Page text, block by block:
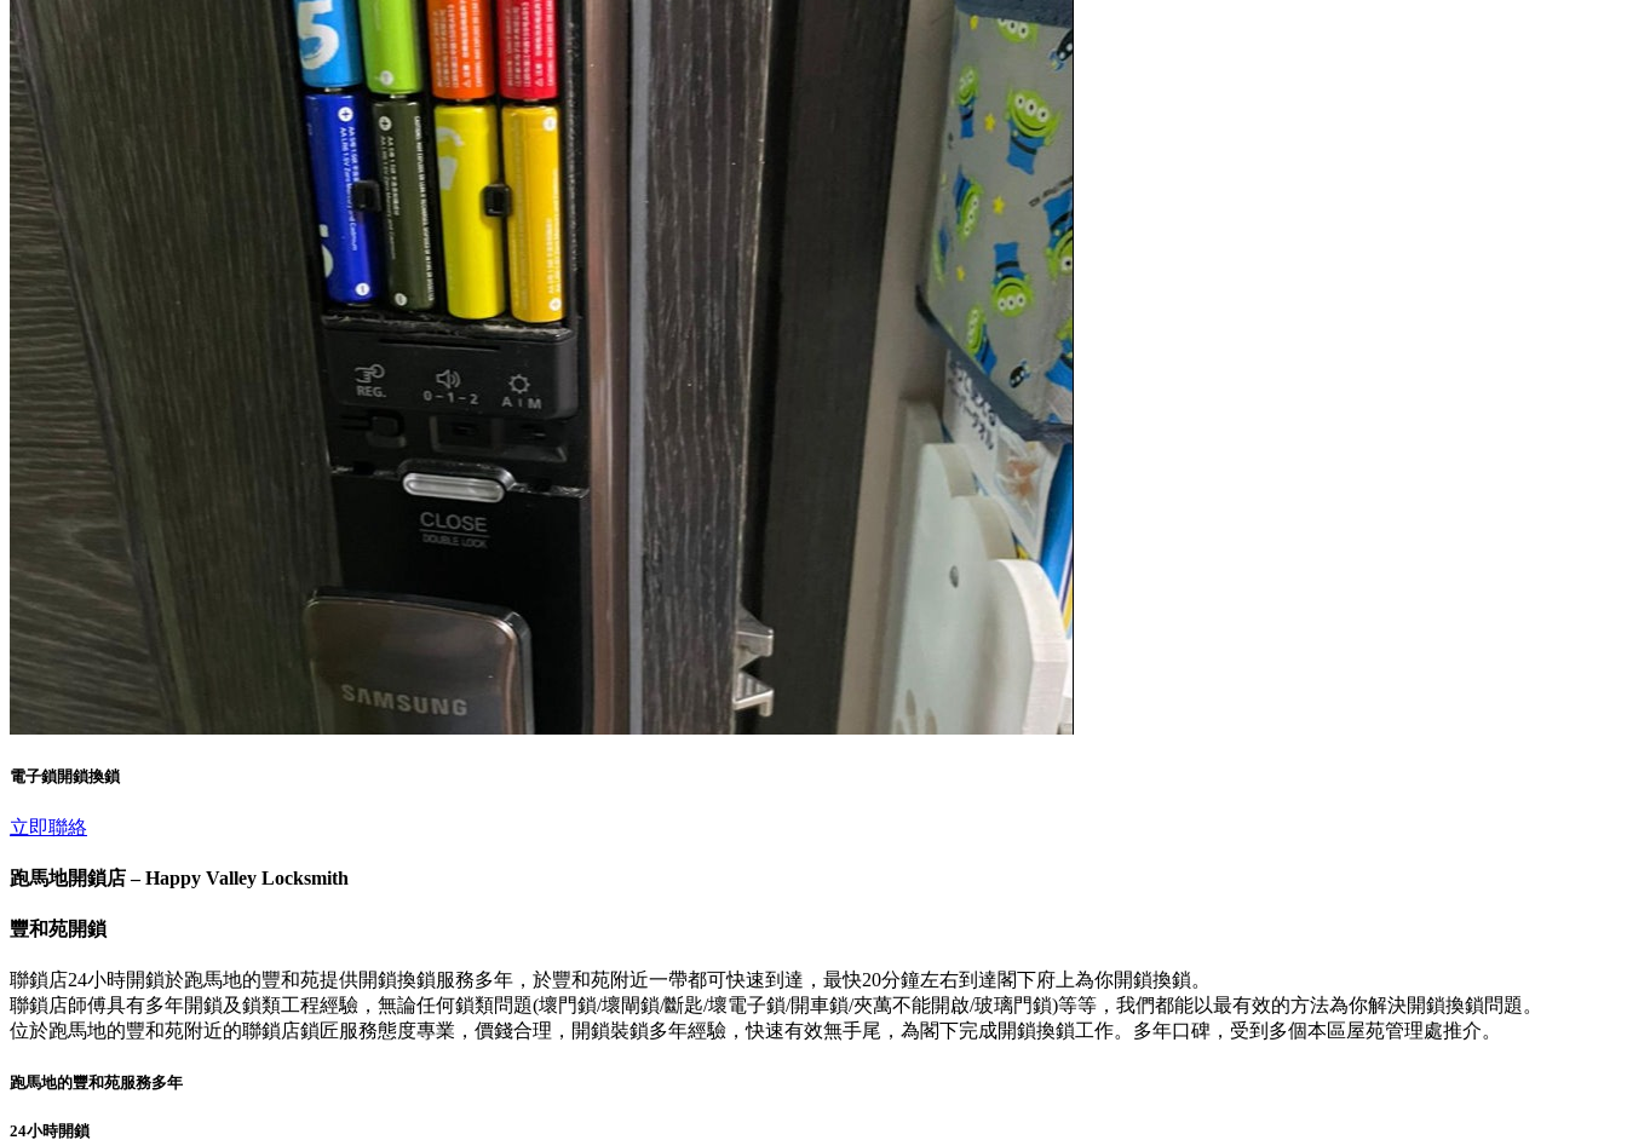
電子鎖開鎖換鎖
立即聯絡
跑馬地開鎖店 – Happy Valley Locksmith
豐和苑開鎖
聯鎖店24小時開鎖於跑馬地的豐和苑提供開鎖換鎖服務多年，於豐和苑附近一帶都可快速到達，最快20分鐘左右到達閣下府上為你開鎖換鎖。
聯鎖店師傅具有多年開鎖及鎖類工程經驗，無論任何鎖類問題(壞門鎖/壞閘鎖/斷匙/壞電子鎖/開車鎖/夾萬不能開啟/玻璃門鎖)等等，我們都能以最有效的方法為你解決開鎖換鎖問題。
位於跑馬地的豐和苑附近的聯鎖店鎖匠服務態度專業，價錢合理，開鎖裝鎖多年經驗，快速有效無手尾，為閣下完成開鎖換鎖工作。多年口碑，受到多個本區屋苑管理處推介。
跑馬地的豐和苑服務多年
24小時開鎖